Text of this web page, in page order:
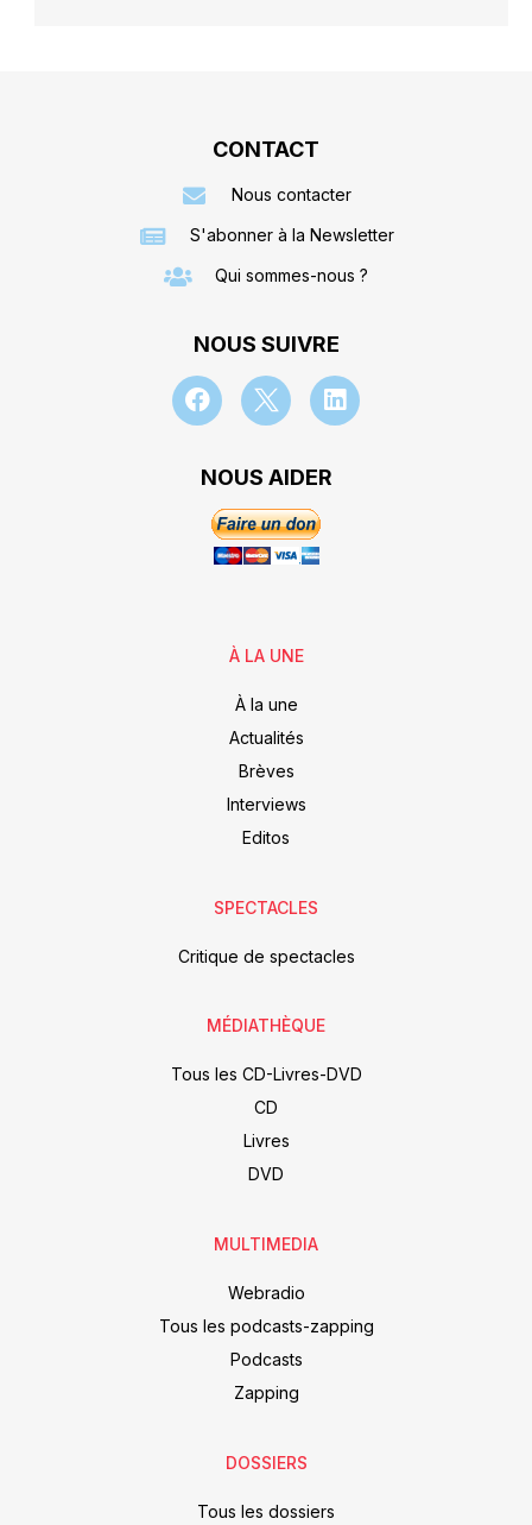
CONTACT
Nous contacter
S'abonner à la Newsletter
Qui sommes-nous ?
NOUS SUIVRE
NOUS AIDER
À LA UNE
À la une
Actualités
Brèves
Interviews
Editos
SPECTACLES
Critique de spectacles
MÉDIATHÈQUE
Tous les CD-Livres-DVD
CD
Livres
DVD
MULTIMEDIA
Webradio
Tous les podcasts-zapping
Podcasts
Zapping
DOSSIERS
Tous les dossiers